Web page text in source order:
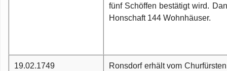
fünf Schöffen bestätigt wird.
Honschaft 144 Wohnhäuser.
19.02.1749
Ronsdorf erhält vom